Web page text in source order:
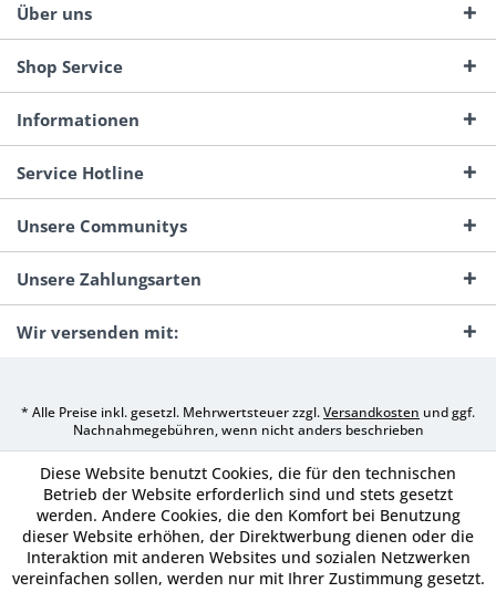
Über uns
Shop Service
Informationen
Service Hotline
Unsere Communitys
Unsere Zahlungsarten
Wir versenden mit:
* Alle Preise inkl. gesetzl. Mehrwertsteuer zzgl.Versandkosten und ggf.
Nachnahmegebühren, wenn nicht anders beschrieben
Diese Website benutzt Cookies, die für den technischen
Betrieb der Website erforderlich sind und stets gesetzt
werden. Andere Cookies, die den Komfort bei Benutzung
dieser Website erhöhen, der Direktwerbung dienen oder die
Interaktion mit anderen Websites und sozialen Netzwerken
vereinfachen sollen, werden nur mit Ihrer Zustimmung gesetzt.